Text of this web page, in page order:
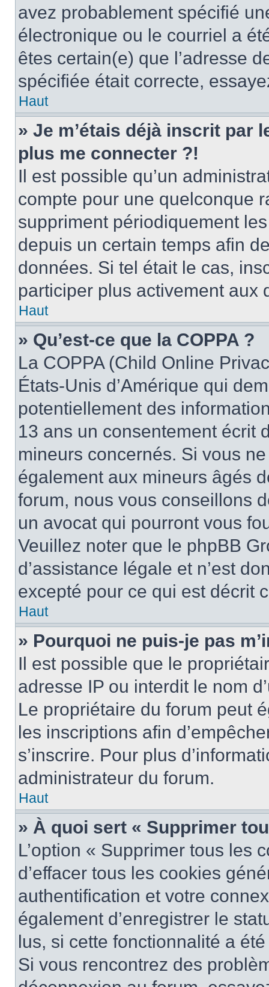
avez probablement spécifié
électronique ou le courriel a
êtes certain(e) que l’adresse
spécifiée était correcte,
Haut
» Je m’étais déjà inscrit par
plus me connecter ?!
Il est possible qu’un
compte pour une quelconque
suppriment périodiquement
depuis un certain temps afin
données. Si tel était le cas,
participer plus activement aux
Haut
» Qu’est-ce que la COPPA ?
La COPPA (Child Online
États-Unis d’Amérique qui
potentiellement des
13 ans un consentement écrit
mineurs concernés. Si vous
également aux mineurs âgés
forum, nous vous conseillons
un avocat qui pourront vous
Veuillez noter que le phpBB
d’assistance légale et n’est
excepté pour ce qui est décrit
Haut
» Pourquoi ne puis-je pas
Il est possible que le
adresse IP ou interdit le nom
Le propriétaire du forum peut
les inscriptions afin
s’inscrire. Pour plus
administrateur du forum.
Haut
» À quoi sert « Supprimer
L’option « Supprimer tous les
d’effacer tous les cookies
authentification et votre
également d’enregistrer le
lus, si cette fonctionnalité a
Si vous rencontrez des